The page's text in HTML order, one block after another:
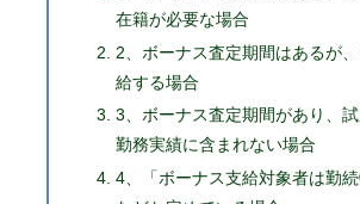
在籍が必要な場合
2、ボーナス査定期間はあるが
給する場合
3、ボーナス査定期間があり、
勤務実績に含まれない場合
4、「ボーナス支給対象者は勤